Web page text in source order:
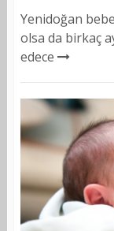
Yenidoğan
olsa da birkaç
edece